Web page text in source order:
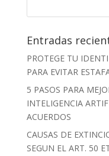
Entradas
PROTEGE TU
PARA EVITAR
5 PASOS PARA
INTELIGENCIA
ACUERDOS
CAUSAS DE
SEGUN EL ART. 50